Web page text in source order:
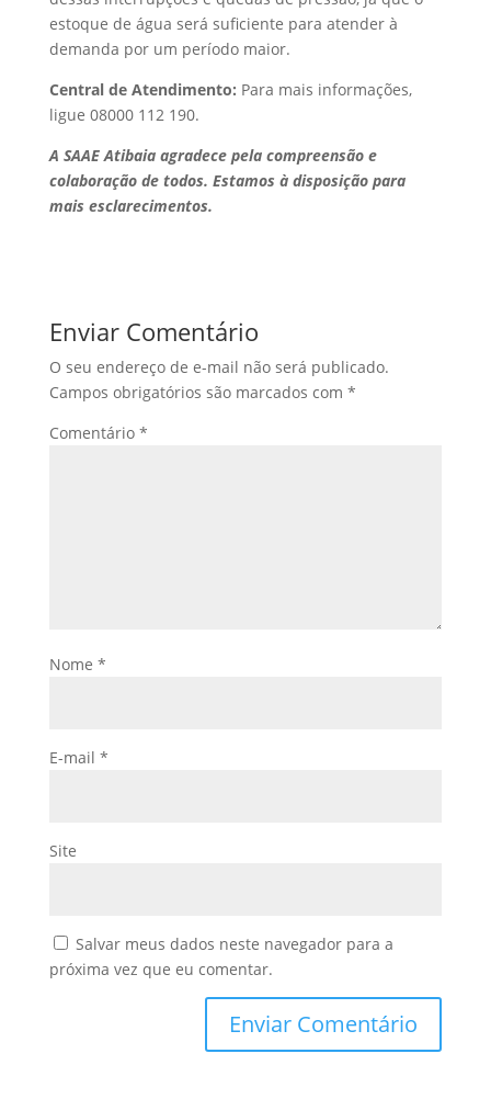
estoque de água será suficiente para atender à
demanda por um período maior.
Central de Atendimento: Para mais informações,
ligue 08000 112 190.
A SAAE Atibaia agradece pela compreensão e
colaboração de todos. Estamos à disposição para
mais esclarecimentos.
Enviar Comentário
O seu endereço de e-mail não será publicado.
Campos obrigatórios são marcados com *
Comentário *
Nome *
E-mail *
Site
Salvar meus dados neste navegador para a
próxima vez que eu comentar.